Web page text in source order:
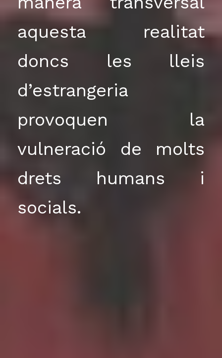
aquesta realitat
doncs les lleis
d’estrangeria
provoquen la
vulneració de molts
drets humans i
socials.